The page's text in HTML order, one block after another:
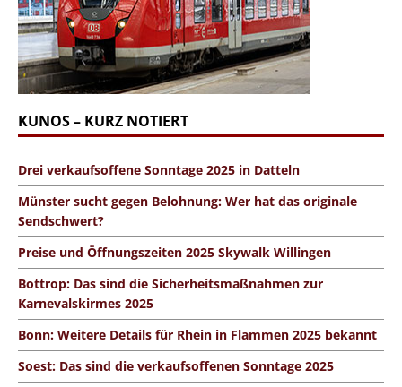
KUNOS – KURZ NOTIERT
Drei verkaufsoffene Sonntage 2025 in Datteln
Münster sucht gegen Belohnung: Wer hat das originale
Sendschwert?
Preise und Öffnungszeiten 2025 Skywalk Willingen
Bottrop: Das sind die Sicherheitsmaßnahmen zur
Karnevalskirmes 2025
Bonn: Weitere Details für Rhein in Flammen 2025 bekannt
Soest: Das sind die verkaufsoffenen Sonntage 2025